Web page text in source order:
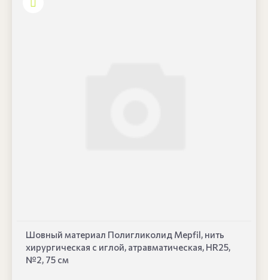
Шовный материал Полигликолид Mepfil, нить
хирургическая с иглой, атравматическая, HR25,
№2, 75 см